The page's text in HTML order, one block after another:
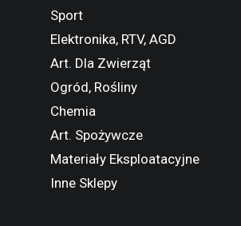
Sport
Elektronika, RTV, AGD
Art. Dla Zwierząt
Ogród, Rośliny
Chemia
Art. Spożywcze
Materiały Eksploatacyjne
Inne Sklepy